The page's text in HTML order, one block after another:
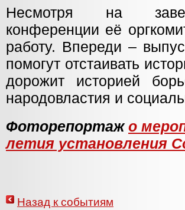
Несмотря на
конференции её
работу. Впереди –
помогут отстаивать
дорожит историей
народовластия и
Фоторепортажо
летия установления
Назад к событиям